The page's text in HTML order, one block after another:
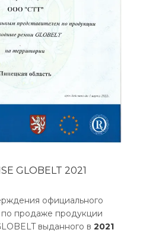
GLOBELT 2021
официального
по продаже продукции
выданного в 2021